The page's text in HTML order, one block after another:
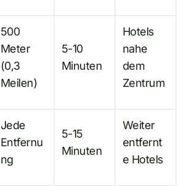
500
Meter
(0,3
Meilen)
5-10
Minuten
Hotels
nahe
dem
Zentrum
Jede
Entfernu
ng
5-15
Minuten
Weiter
entfernt
e Hotels